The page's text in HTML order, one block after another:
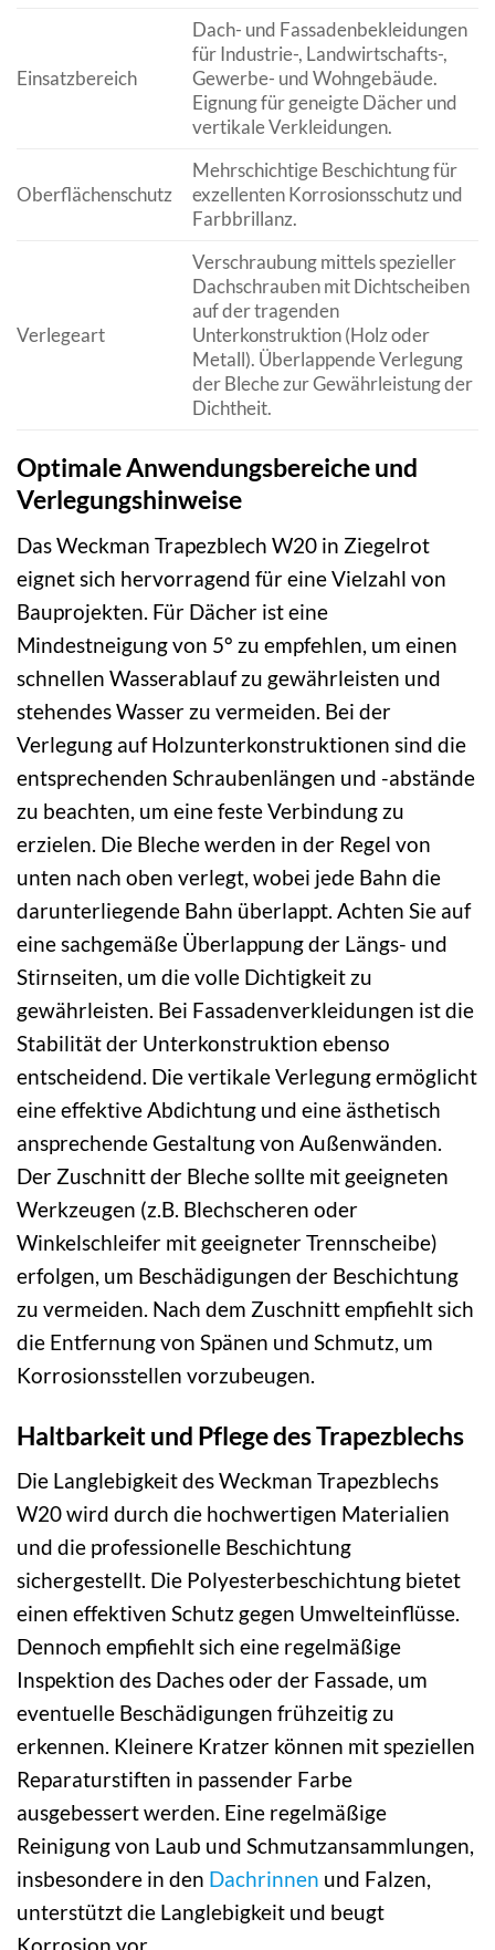
Einsatzbereich
Dach- und Fassadenbekleidungen
für Industrie-, Landwirtschafts-,
Gewerbe- und Wohngebäude.
Eignung für geneigte Dächer und
vertikale Verkleidungen.
Oberflächenschutz
Mehrschichtige Beschichtung für
exzellenten Korrosionsschutz und
Farbbrillanz.
Verlegeart
Verschraubung mittels spezieller
Dachschrauben mit Dichtscheiben
auf der tragenden
Unterkonstruktion (Holz oder
Metall). Überlappende Verlegung
der Bleche zur Gewährleistung der
Dichtheit.
Optimale Anwendungsbereiche und
Verlegungshinweise
Das Weckman Trapezblech W20 in Ziegelrot
eignet sich hervorragend für eine Vielzahl von
Bauprojekten. Für Dächer ist eine
Mindestneigung von 5° zu empfehlen, um einen
schnellen Wasserablauf zu gewährleisten und
stehendes Wasser zu vermeiden. Bei der
Verlegung auf Holzunterkonstruktionen sind die
entsprechenden Schraubenlängen und -abstände
zu beachten, um eine feste Verbindung zu
erzielen. Die Bleche werden in der Regel von
unten nach oben verlegt, wobei jede Bahn die
darunterliegende Bahn überlappt. Achten Sie auf
eine sachgemäße Überlappung der Längs- und
Stirnseiten, um die volle Dichtigkeit zu
gewährleisten. Bei Fassadenverkleidungen ist die
Stabilität der Unterkonstruktion ebenso
entscheidend. Die vertikale Verlegung ermöglicht
eine effektive Abdichtung und eine ästhetisch
ansprechende Gestaltung von Außenwänden.
Der Zuschnitt der Bleche sollte mit geeigneten
Werkzeugen (z.B. Blechscheren oder
Winkelschleifer mit geeigneter Trennscheibe)
erfolgen, um Beschädigungen der Beschichtung
zu vermeiden. Nach dem Zuschnitt empfiehlt sich
die Entfernung von Spänen und Schmutz, um
Korrosionsstellen vorzubeugen.
Haltbarkeit und Pflege des Trapezblechs
Die Langlebigkeit des Weckman Trapezblechs
W20 wird durch die hochwertigen Materialien
und die professionelle Beschichtung
sichergestellt. Die Polyesterbeschichtung bietet
einen effektiven Schutz gegen Umwelteinflüsse.
Dennoch empfiehlt sich eine regelmäßige
Inspektion des Daches oder der Fassade, um
eventuelle Beschädigungen frühzeitig zu
erkennen. Kleinere Kratzer können mit speziellen
Reparaturstiften in passender Farbe
ausgebessert werden. Eine regelmäßige
Reinigung von Laub und Schmutzansammlungen,
insbesondere in den Dachrinnen und Falzen,
unterstützt die Langlebigkeit und beugt